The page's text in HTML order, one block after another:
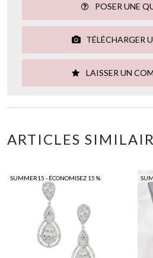
POSER UNE
TÉLÉCHARGER
LAISSER UN
ARTICLES
SUMMER15 - ÉCONOMISEZ 15 %